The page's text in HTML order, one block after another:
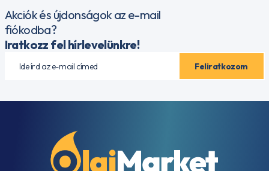
Akciók és újdonságok az e-mail
fiókodba?
Iratkozz fel hírlevelünkre!